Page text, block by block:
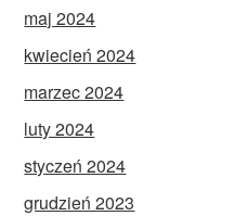
maj 2024
kwiecień 2024
marzec 2024
luty 2024
styczeń 2024
grudzień 2023